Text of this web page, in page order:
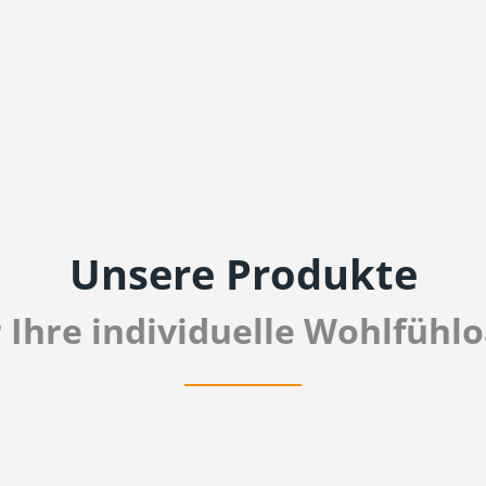
Unsere Produkte
Ihre individuelle